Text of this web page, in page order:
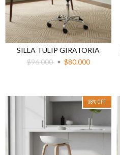
SILLA TULIP GIRATORIA
$96.000
$80.000
38% OFF